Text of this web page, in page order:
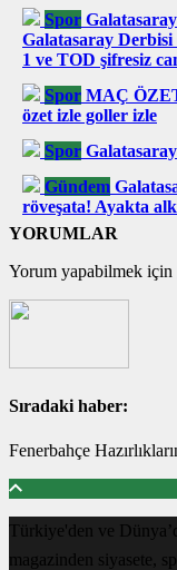
Spor
Galatasaray Derbisi
1 ve TOD şifresiz
Spor MAÇ
özet izle goller izle
Spor
Gündem
röveşata! Ayakta
YORUMLAR
Yorum yapabilmek için
Sıradaki haber:
Fenerbahçe
Türkiye'den ve
magazinden siyasete,